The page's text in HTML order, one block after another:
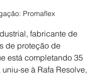
Promaflex
fabricante de
de proteção de
está completando 35
se à Rafa Resolve,